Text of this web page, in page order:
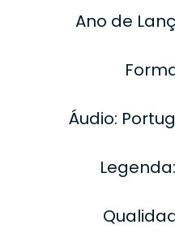
Ano de
Áudio: